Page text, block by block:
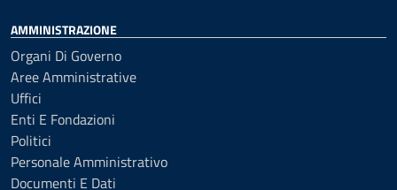
AMMINISTRAZIONE
Organi Di Governo
Aree Amministrative
Uffici
Enti E Fondazioni
Politici
Personale Amministrativo
Documenti E Dati